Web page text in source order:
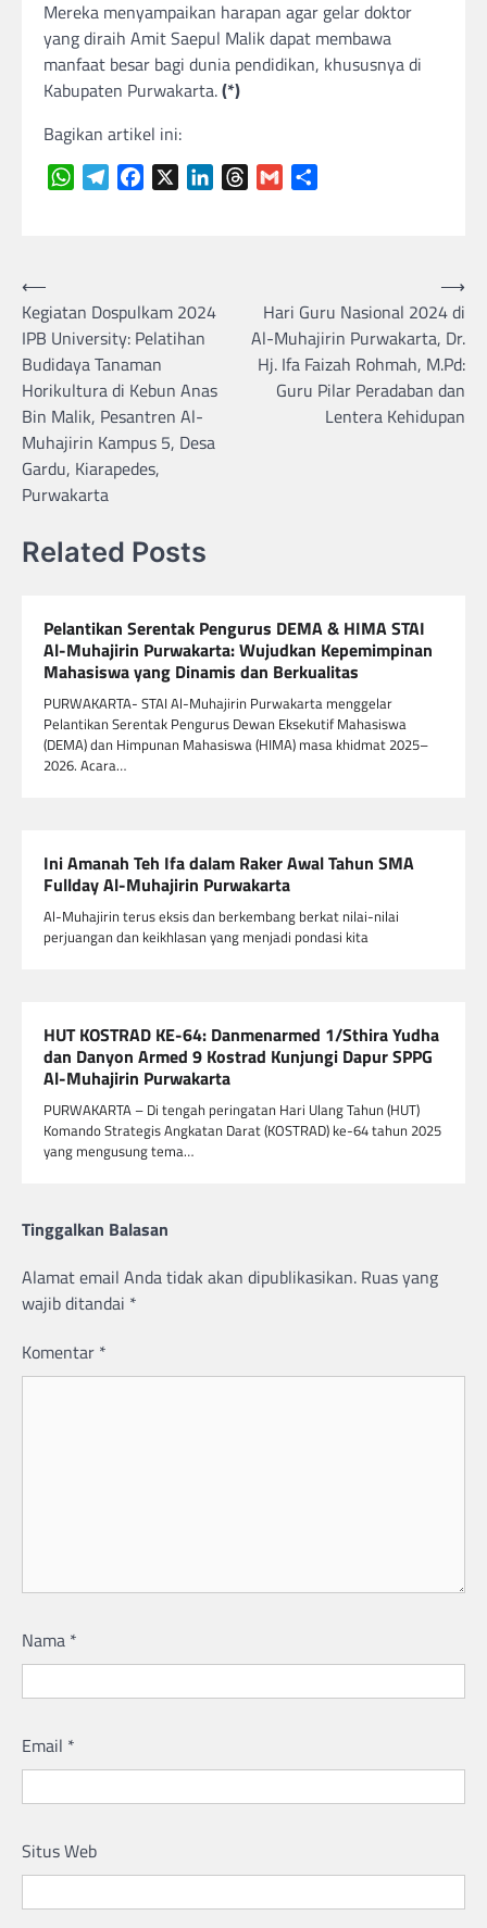
Mereka menyampaikan harapan agar gelar doktor
yang diraih Amit Saepul Malik dapat membawa
manfaat besar bagi dunia pendidikan, khususnya di
Kabupaten Purwakarta.(*)
Bagikan artikel ini:
WhatsAppTelegramFacebook LinkedInThreads
Gmail
Navigasi
pos
⟵
Kegiatan Dospulkam 2024
IPB University: Pelatihan
Budidaya Tanaman
Horikultura di Kebun Anas
Bin Malik, Pesantren Al-
Muhajirin Kampus 5, Desa
Gardu, Kiarapedes,
Purwakarta
Hari Guru Nasional 2024 di
Al-Muhajirin Purwakarta, Dr.
Hj. Ifa Faizah Rohmah, M.Pd:
Guru Pilar Peradaban dan
Lentera Kehidupan
⟶
Related Posts
Pelantikan Serentak Pengurus DEMA & HIMA STAI
Al-Muhajirin Purwakarta: Wujudkan Kepemimpinan
Mahasiswa yang Dinamis dan Berkualitas
PURWAKARTA- STAI Al-Muhajirin Purwakarta menggelar
Pelantikan Serentak Pengurus Dewan Eksekutif Mahasiswa
(DEMA) dan Himpunan Mahasiswa (HIMA) masa khidmat 2025–
2026. Acara…
Ini Amanah Teh Ifa dalam Raker Awal Tahun SMA
Fullday Al-Muhajirin Purwakarta
Al-Muhajirin terus eksis dan berkembang berkat nilai-nilai
perjuangan dan keikhlasan yang menjadi pondasi kita
HUT KOSTRAD KE-64: Danmenarmed 1/Sthira Yudha
dan Danyon Armed 9 Kostrad Kunjungi Dapur SPPG
Al-Muhajirin Purwakarta
PURWAKARTA – Di tengah peringatan Hari Ulang Tahun (HUT)
Komando Strategis Angkatan Darat (KOSTRAD) ke-64 tahun 2025
yang mengusung tema…
Tinggalkan Balasan
Alamat email Anda tidak akan dipublikasikan. Ruas yang
wajib ditandai *
Komentar *
Nama *
Email *
Situs Web